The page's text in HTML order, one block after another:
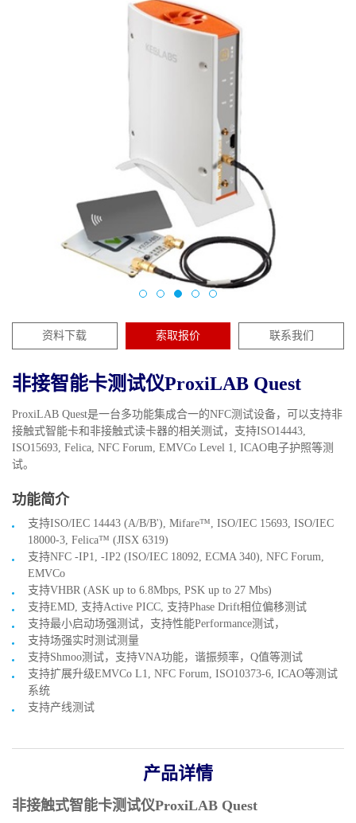
资料下载 索取报价 联系我们
非接智能卡测试仪ProxiLAB Quest
ProxiLAB Quest是一台多功能集成合一的NFC测试设备，可以支持非
接触式智能卡和非接触式读卡器的相关测试，支持ISO14443,
ISO15693, Felica, NFC Forum, EMVCo Level 1, ICAO电子护照等测
试。
功能简介
支持ISO/IEC 14443 (A/B/B'), Mifare™, ISO/IEC 15693, ISO/IEC
18000-3, Felica™ (JISX 6319)
支持NFC -IP1, -IP2 (ISO/IEC 18092, ECMA 340), NFC Forum,
EMVCo
支持VHBR (ASK up to 6.8Mbps, PSK up to 27 Mbs)
支持EMD, 支持Active PICC, 支持Phase Drift相位偏移测试
支持最小启动场强测试，支持性能Performance测试，
支持场强实时测试测量
支持Shmoo测试，支持VNA功能，谐振频率，Q值等测试
支持扩展升级EMVCo L1, NFC Forum, ISO10373-6, ICAO等测试
系统
支持产线测试
产品详情
非接触式智能卡测试仪ProxiLAB Quest